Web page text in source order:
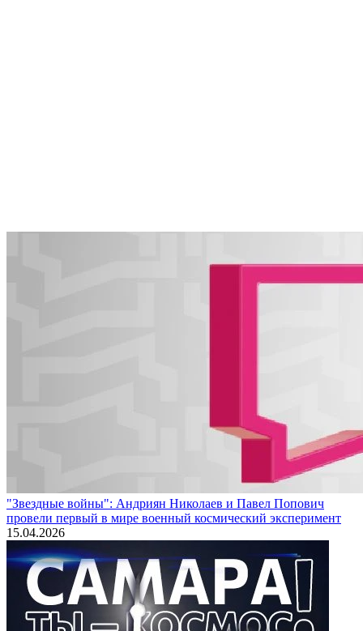
"Звездные войны": Андриян Николаев и Павел Попович
провели первый в мире военный космический эксперимент
15.04.2026